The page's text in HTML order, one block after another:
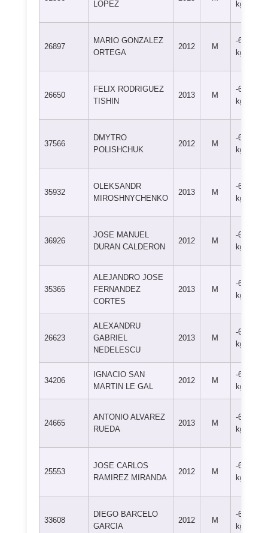
LOPEZ kg
26897
MARIO GONZALEZ
ORTEGA
2012 M
-60
kg
26650
FELIX RODRIGUEZ
TISHIN
2013 M
-60
kg
37566
DMYTRO
POLISHCHUK
2012 M
-60
kg
35932
OLEKSANDR
MIROSHNYCHENKO
2013 M
-60
kg
36926
JOSE MANUEL
DURAN CALDERON
2012 M
-60
kg
35365
ALEJANDRO JOSE
FERNANDEZ
CORTES
2013 M
-60
kg
26623
ALEXANDRU
GABRIEL
NEDELESCU
2013 M
-66
kg
34206
IGNACIO SAN
MARTIN LE GAL
2012 M
-66
kg
24665
ANTONIO ALVAREZ
RUEDA
2013 M
-66
kg
25553
JOSE CARLOS
RAMIREZ MIRANDA
2012 M
-66
kg
33608
DIEGO BARCELO
GARCIA
2012 M
-66
kg